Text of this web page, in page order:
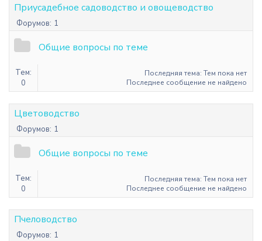
Приусадебное садоводство и овощеводство
Форумов: 1
Общие вопросы по теме
Тем:
0
Последняя тема: Тем пока нет
Последнее сообщение не найдено
Цветоводство
Форумов: 1
Общие вопросы по теме
Тем:
0
Последняя тема: Тем пока нет
Последнее сообщение не найдено
Пчеловодство
Форумов: 1